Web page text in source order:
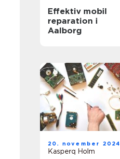
Effektiv mobil
reparation i
Aalborg
20. november 2024
Kasperq Holm